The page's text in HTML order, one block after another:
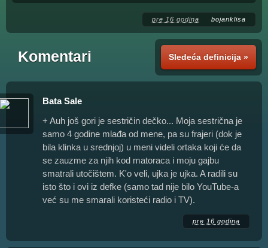
pre 16 godina bojanklisa
Sledeća definicija »
Komentari
Bata Sale
+ Auh još gori je sestričin dečko... Moja sestrična je
samo 4 godine mlađa od mene, pa su frajeri (dok je
bila klinka u srednjoj) u meni videli ortaka koji će da
se zauzme za njih kod matoraca i moju gajbu
smatrali utočištem. K'o veli, ujka je ujka. A radili su
isto što i ovi iz defke (samo tad nije bilo YouTube-a
već su me smarali koristeći radio i TV).
pre 16 godina